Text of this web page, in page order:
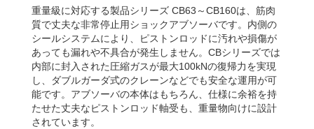
重量級に対応する製品シリーズ CB63～CB160は、筋肉
質で丈夫な非常停止用ショックアブソーバです。内側の
シールシステムにより、ピストンロッドに汚れや損傷が
あっても漏れや不具合が発生しません。CBシリーズでは
内部に封入された圧縮ガスが最大100kNの復帰力を実現
し、ダブルガーダ式のクレーンなどでも安全な運用が可
能です。アブソーバの本体はもちろん、仕様に余裕を持
たせた丈夫なピストンロッド軸受も、重量物向けに設計
されています。